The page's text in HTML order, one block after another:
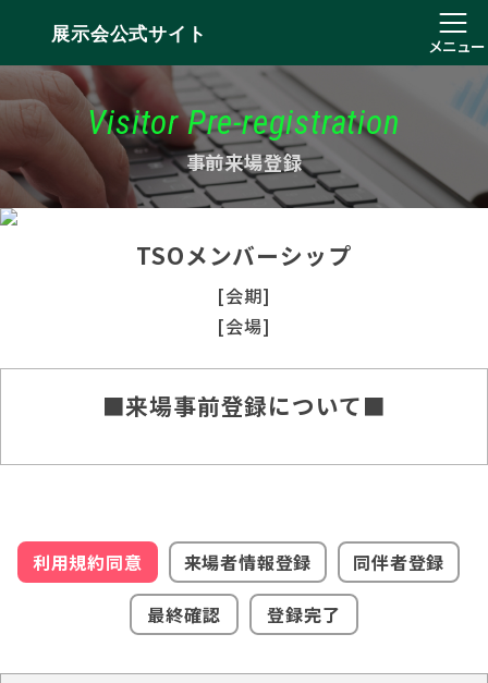
展示会公式サイト
メニュー
Visitor Pre-registration
事前来場登録
TSOメンバーシップ
[会期]
[会場]
■来場事前登録について■
利用規約同意 来場者情報登録
同伴者登録
最終確認
登録完了